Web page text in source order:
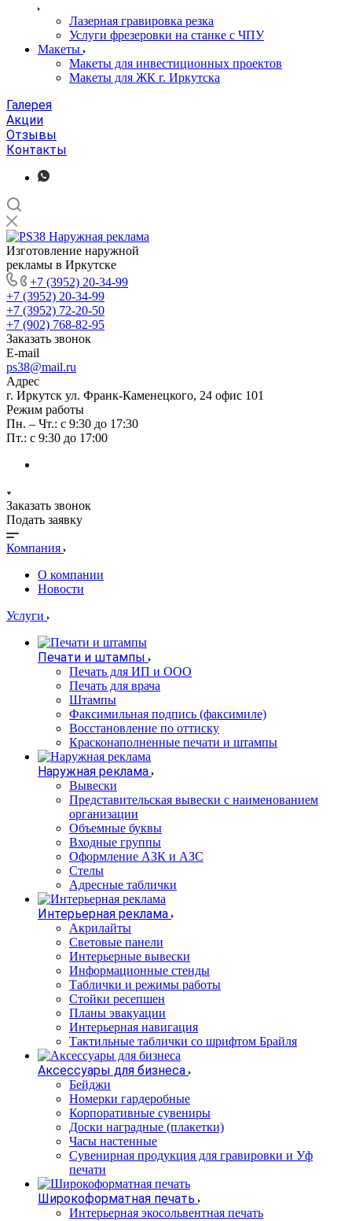
Лазерная гравировка резка
Услуги фрезеровки на станке с ЧПУ
Макеты
Макеты для инвестиционных проектов
Макеты для ЖК г. Иркутска
Галерея
Акции
Отзывы
Контакты
Изготовление наружной
рекламы в Иркутске
+7 (3952) 20-34-99
+7 (3952) 20-34-99
+7 (3952) 72-20-50
+7 (902) 768-82-95
Заказать звонок
E-mail
ps38@mail.ru
Адрес
г. Иркутск ул. Франк-Каменецкого, 24 офис 101
Режим работы
Пн. – Чт.: с 9:30 до 17:30
Пт.: с 9:30 до 17:00
Заказать звонок
Подать заявку
Компания
О компании
Новости
Услуги
Печати и штампы
Печать для ИП и ООО
Печать для врача
Штампы
Факсимильная подпись (факсимиле)
Восстановление по оттиску
Красконаполненные печати и штампы
Наружная реклама
Вывески
Представительская вывески с наименованием
организации
Объемные буквы
Входные группы
Оформление АЗК и АЗС
Стелы
Адресные таблички
Интерьерная реклама
Акрилайты
Световые панели
Интерьерные вывески
Информационные стенды
Таблички и режимы работы
Стойки ресепшен
Планы эвакуации
Интерьерная навигация
Тактильные таблички со шрифтом Брайля
Аксессуары для бизнеса
Бейджи
Номерки гардеробные
Корпоративные сувениры
Доски наградные (плакетки)
Часы настенные
Сувенирная продукция для гравировки и Уф
печати
Широкоформатная печать
Интерьерная экосольвентная печать